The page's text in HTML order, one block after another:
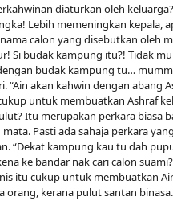
diaturkan oleh
Lebih memeningkan kepala,
calon yang disebutkan oleh
Si budak kampung itu?! Tidak
budak kampung tu…
“Ain akan kahwin dengan abang
untuk membuatkan Ashraf
Itu merupakan perkara biasa
Pasti ada sahaja perkara
“Dekat kampung kau tu dah
ke bandar nak cari calon
itu cukup untuk membuatkan
orang, kerana pulut santan